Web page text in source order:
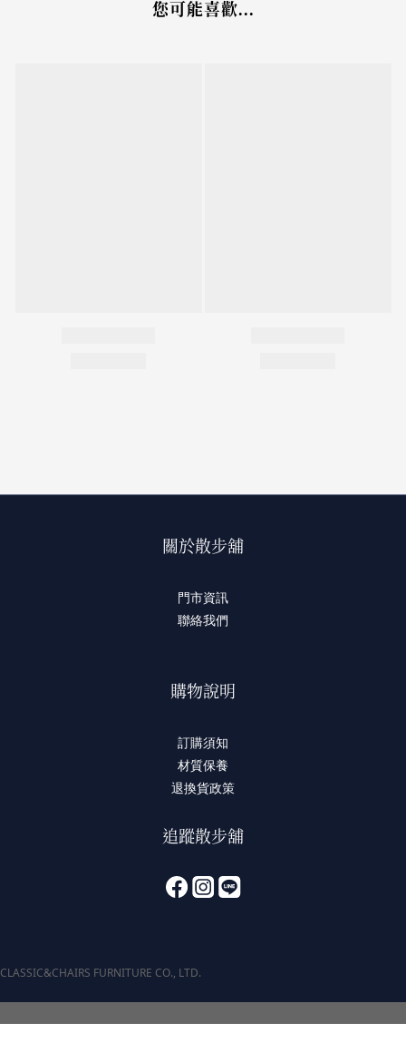
您可能喜歡...
關於散步舖
門市資訊
聯絡我們
購物說明
訂購須知
材質保養
退換貨政策
追蹤散步舖
CLASSIC&CHAIRS FURNITURE CO., LTD.